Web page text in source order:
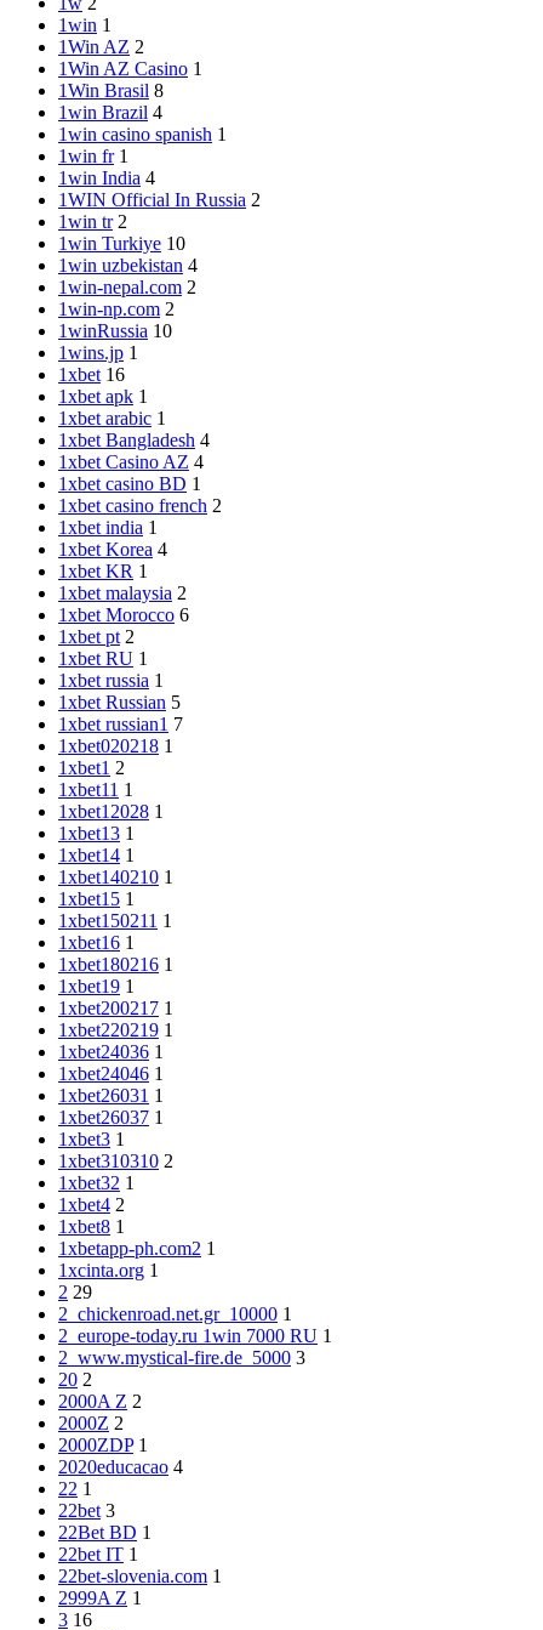
1win 1
1Win AZ 2
1Win AZ Casino 1
1Win Brasil 8
1win Brazil 4
1win casino spanish 1
1win fr 1
1win India 4
1WIN Official In Russia 2
1win tr 2
1win Turkiye 10
1win uzbekistan 4
1win-nepal.com 2
1win-np.com 2
1winRussia 10
1wins.jp 1
1xbet 16
1xbet apk 1
1xbet arabic 1
1xbet Bangladesh 4
1xbet Casino AZ 4
1xbet casino BD 1
1xbet casino french 2
1xbet india 1
1xbet Korea 4
1xbet KR 1
1xbet malaysia 2
1xbet Morocco 6
1xbet pt 2
1xbet RU 1
1xbet russia 1
1xbet Russian 5
1xbet russian1 7
1xbet020218 1
1xbet1 2
1xbet11 1
1xbet12028 1
1xbet13 1
1xbet14 1
1xbet140210 1
1xbet15 1
1xbet150211 1
1xbet16 1
1xbet180216 1
1xbet19 1
1xbet200217 1
1xbet220219 1
1xbet24036 1
1xbet24046 1
1xbet26031 1
1xbet26037 1
1xbet3 1
1xbet310310 2
1xbet32 1
1xbet4 2
1xbet8 1
1xbetapp-ph.com2 1
1xcinta.org 1
2 29
2_chickenroad.net.gr_10000 1
2_europe-today.ru 1win 7000 RU 1
2_www.mystical-fire.de_5000 3
20 2
2000A Z 2
2000Z 2
2000ZDP 1
2020educacao 4
22 1
22bet 3
22Bet BD 1
22bet IT 1
22bet-slovenia.com 1
2999A Z 1
3 16